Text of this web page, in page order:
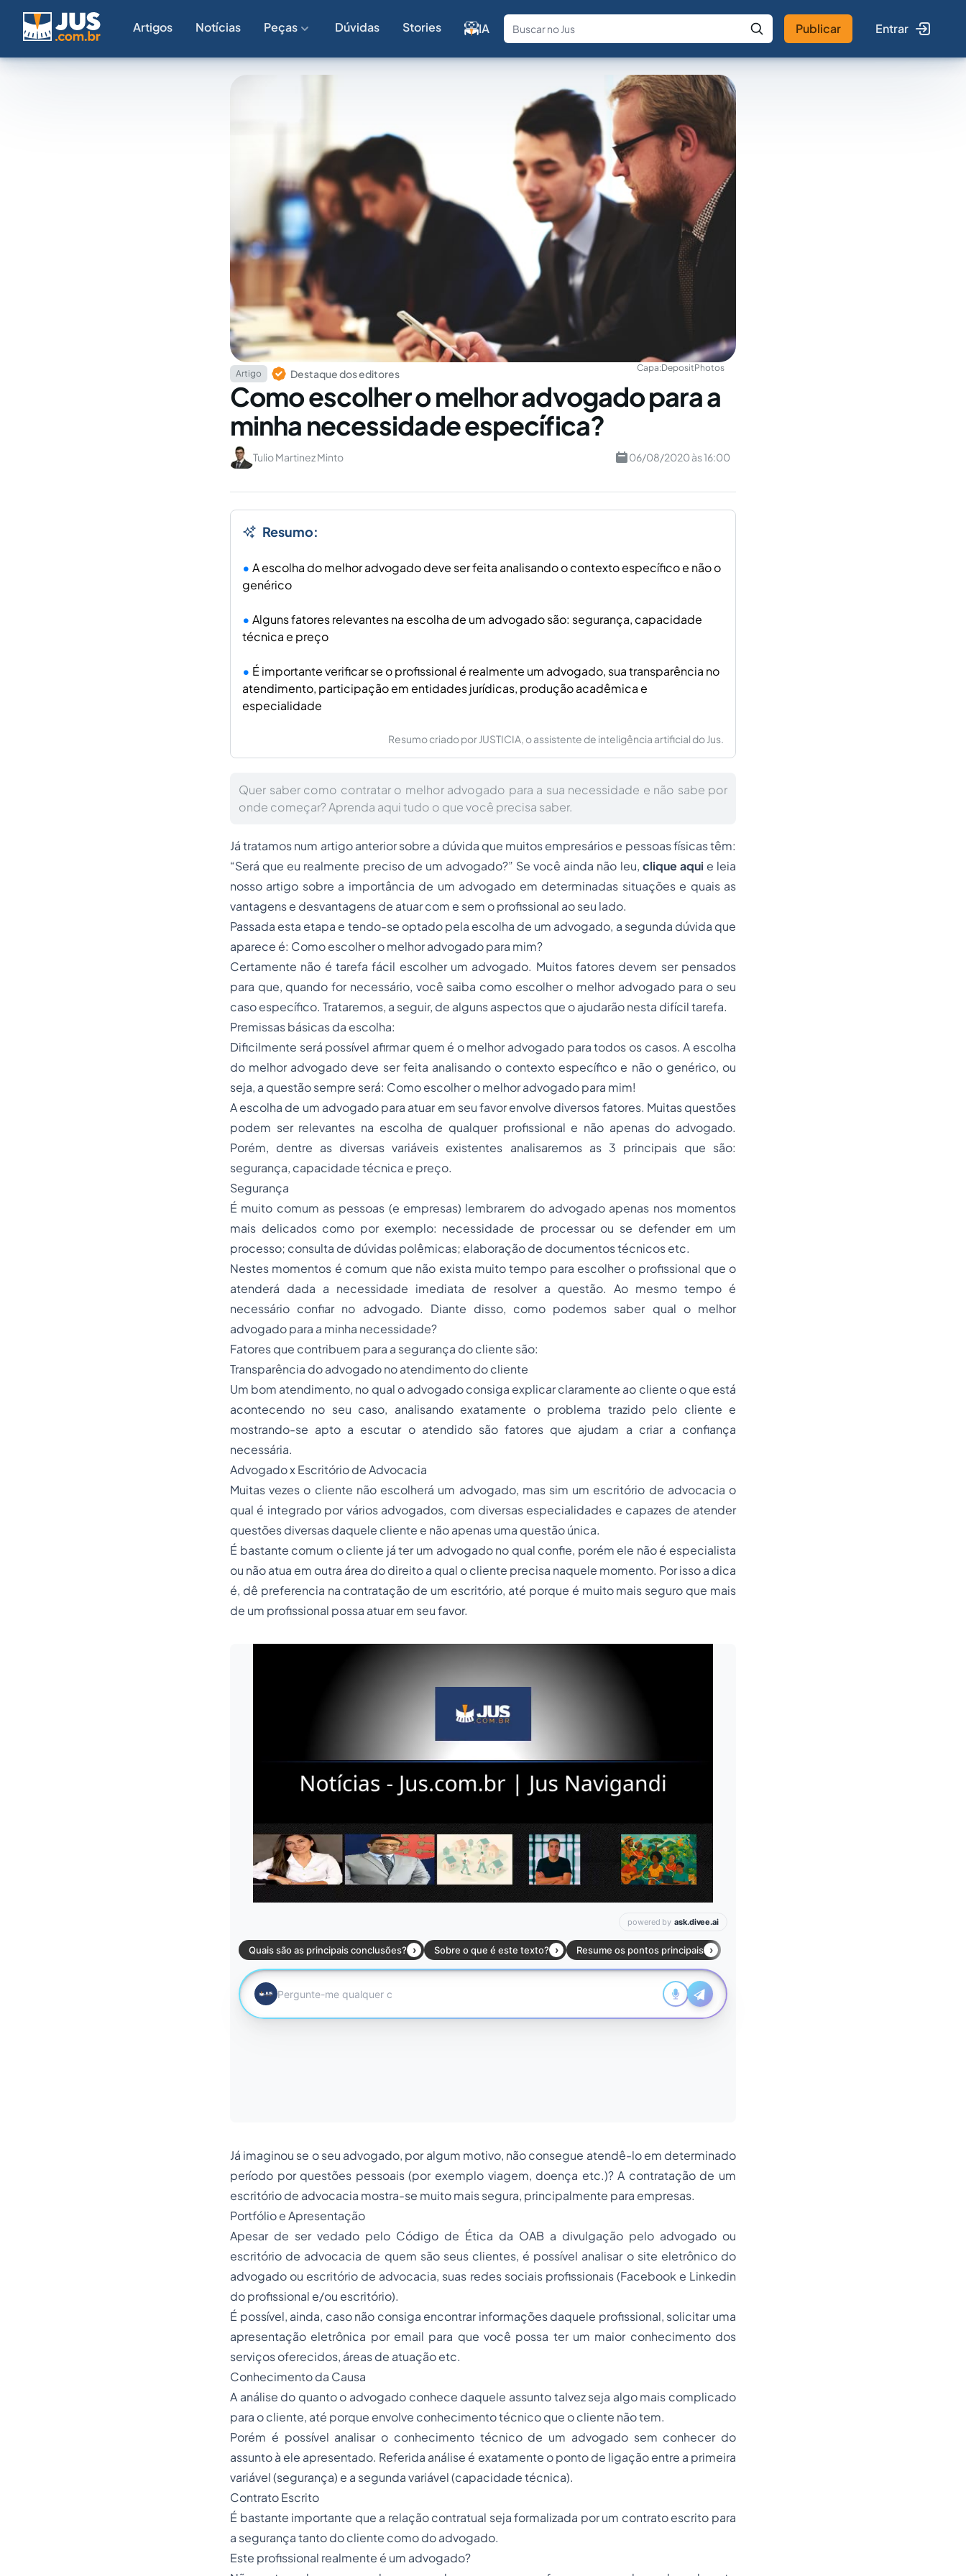
Artigos Notícias Peças Dúvidas Stories IA
Fale com a IA Buscar no Jus
Publicar Entrar
Capa:DepositPhotos
Artigo Destaque dos editores
Como escolher o melhor advogado para a
minha necessidade específica?
Tulio Martinez Minto 06/08/2020 às 16:00
Resumo:
A escolha do melhor advogado deve ser feita analisando o contexto específico e não o
genérico
Alguns fatores relevantes na escolha de um advogado são: segurança, capacidade
técnica e preço
É importante verificar se o profissional é realmente um advogado, sua transparência no
atendimento, participação em entidades jurídicas, produção acadêmica e
especialidade
Resumo criado por JUSTICIA, o assistente de inteligência artificial do Jus.
Quer saber como contratar o melhor advogado para a sua necessidade e não sabe por
onde começar? Aprenda aqui tudo o que você precisa saber.
Já tratamos num artigo anterior sobre a dúvida que muitos empresários e pessoas físicas têm:
“Será que eu realmente preciso de um advogado?” Se você ainda não leu, clique aqui e leia
nosso artigo sobre a importância de um advogado em determinadas situações e quais as
vantagens e desvantagens de atuar com e sem o profissional ao seu lado.
Passada esta etapa e tendo-se optado pela escolha de um advogado, a segunda dúvida que
aparece é: Como escolher o melhor advogado para mim?
Certamente não é tarefa fácil escolher um advogado. Muitos fatores devem ser pensados
para que, quando for necessário, você saiba como escolher o melhor advogado para o seu
caso específico. Trataremos, a seguir, de alguns aspectos que o ajudarão nesta difícil tarefa.
Premissas básicas da escolha:
Dificilmente será possível afirmar quem é o melhor advogado para todos os casos. A escolha
do melhor advogado deve ser feita analisando o contexto específico e não o genérico, ou
seja, a questão sempre será: Como escolher o melhor advogado para mim!
A escolha de um advogado para atuar em seu favor envolve diversos fatores. Muitas questões
podem ser relevantes na escolha de qualquer profissional e não apenas do advogado.
Porém, dentre as diversas variáveis existentes analisaremos as 3 principais que são:
segurança, capacidade técnica e preço.
Segurança
É muito comum as pessoas (e empresas) lembrarem do advogado apenas nos momentos
mais delicados como por exemplo: necessidade de processar ou se defender em um
processo; consulta de dúvidas polêmicas; elaboração de documentos técnicos etc.
Nestes momentos é comum que não exista muito tempo para escolher o profissional que o
atenderá dada a necessidade imediata de resolver a questão. Ao mesmo tempo é
necessário confiar no advogado. Diante disso, como podemos saber qual o melhor
advogado para a minha necessidade?
Fatores que contribuem para a segurança do cliente são:
Transparência do advogado no atendimento do cliente
Um bom atendimento, no qual o advogado consiga explicar claramente ao cliente o que está
acontecendo no seu caso, analisando exatamente o problema trazido pelo cliente e
mostrando-se apto a escutar o atendido são fatores que ajudam a criar a confiança
necessária.
Advogado x Escritório de Advocacia
Muitas vezes o cliente não escolherá um advogado, mas sim um escritório de advocacia o
qual é integrado por vários advogados, com diversas especialidades e capazes de atender
questões diversas daquele cliente e não apenas uma questão única.
É bastante comum o cliente já ter um advogado no qual confie, porém ele não é especialista
ou não atua em outra área do direito a qual o cliente precisa naquele momento. Por isso a dica
é, dê preferencia na contratação de um escritório, até porque é muito mais seguro que mais
de um profissional possa atuar em seu favor.
Já imaginou se o seu advogado, por algum motivo, não consegue atendê-lo em determinado
período por questões pessoais (por exemplo viagem, doença etc.)? A contratação de um
escritório de advocacia mostra-se muito mais segura, principalmente para empresas.
Portfólio e Apresentação
Apesar de ser vedado pelo Código de Ética da OAB a divulgação pelo advogado ou
escritório de advocacia de quem são seus clientes, é possível analisar o site eletrônico do
advogado ou escritório de advocacia, suas redes sociais profissionais (Facebook e Linkedin
do profissional e/ou escritório).
É possível, ainda, caso não consiga encontrar informações daquele profissional, solicitar uma
apresentação eletrônica por email para que você possa ter um maior conhecimento dos
serviços oferecidos, áreas de atuação etc.
Conhecimento da Causa
A análise do quanto o advogado conhece daquele assunto talvez seja algo mais complicado
para o cliente, até porque envolve conhecimento técnico que o cliente não tem.
Porém é possível analisar o conhecimento técnico de um advogado sem conhecer do
assunto à ele apresentado. Referida análise é exatamente o ponto de ligação entre a primeira
variável (segurança) e a segunda variável (capacidade técnica).
Contrato Escrito
É bastante importante que a relação contratual seja formalizada por um contrato escrito para
a segurança tanto do cliente como do advogado.
Este profissional realmente é um advogado?